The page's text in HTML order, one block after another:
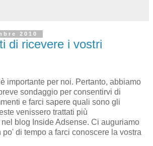
2010
di ricevere i vostri
importante per noi. Pertanto, abbiamo
sondaggio per consentirvi di
e farci sapere quali sono gli
venissero trattati più
blog Inside Adsense. Ci auguriamo
di tempo a farci conoscere la vostra